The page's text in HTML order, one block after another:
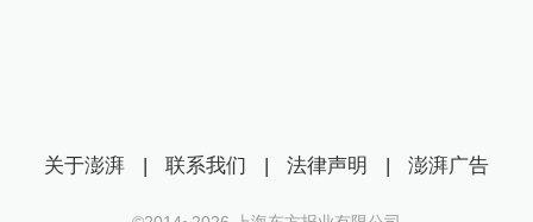
关于澎湃 | 联系我们 | 法律声明 | 澎湃广告